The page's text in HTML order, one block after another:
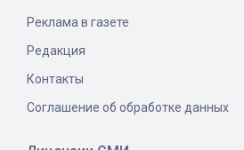
Реклама в газете
Редакция
Контакты
Соглашение об обработке данных